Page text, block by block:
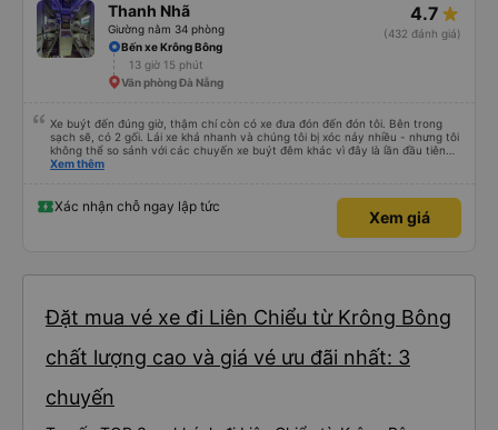
Thanh Nhã
Giường nằm 34 phòng
4.7
(432 đánh giá)
Bến xe Krông Bông
13 giờ 15 phút
Văn phòng Đà Nẵng
Xe buýt đến đúng giờ, thậm chí còn có xe đưa đón đến đón tôi. Bên trong
sạch sẽ, có 2 gối. Lái xe khá nhanh và chúng tôi bị xóc nảy nhiều - nhưng tôi
không thể so sánh với các chuyến xe buýt đêm khác vì đây là lần đầu tiên
tôi đi. Nhìn chung, tôi hài lòng.
Xem thêm
Xác nhận chỗ ngay lập tức
Xem giá
Đặt mua vé xe đi Liên Chiểu từ Krông Bông
chất lượng cao và giá vé ưu đãi nhất: 3
chuyến